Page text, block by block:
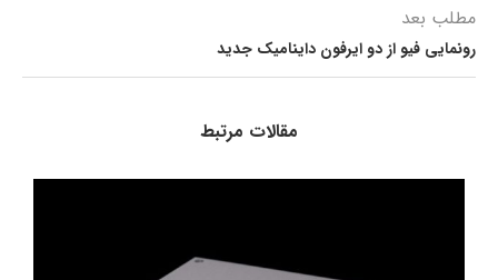
مطلب بعد
رونمایی فیو از دو ایرفون داینامیک جدید
مقالات مرتبط